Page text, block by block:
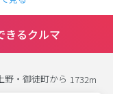
きるクルマ
野・御徒町から 1732m